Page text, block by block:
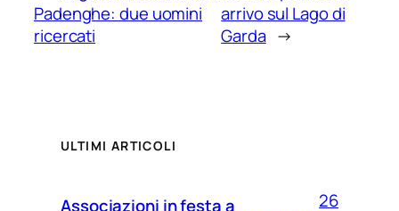
Padenghe: due uomini
ricercati
arrivo sul Lago di
Garda →
ULTIMI ARTICOLI
Associazioni in festa a
26